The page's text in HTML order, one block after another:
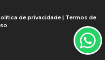
de privacidade | Termos de